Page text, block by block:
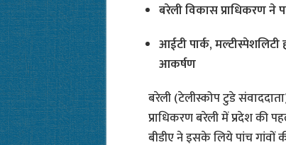
बरेली विकास प्राधिकरण ने
आईटी पार्क, मल्टीस्पेशलिटी
आकर्षण
बरेली (टेलीस्कोप टुडे
प्राधिकरण बरेली में प्रदेश की
बीडीए ने इसके लिये पांच गांवों